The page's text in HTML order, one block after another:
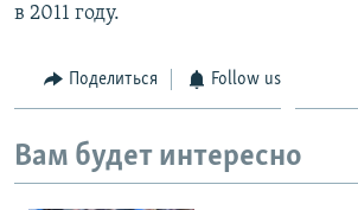
в 2011 году.
Поделиться Follow us
Вам будет интересно